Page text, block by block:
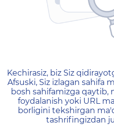
404 —
Kechirasiz, biz Siz
Afsuski, Siz izlagan sahifa
bosh sahifamizga qaytib,
foydalanish yoki URL
borligini tekshirgan
tashrifingizdan